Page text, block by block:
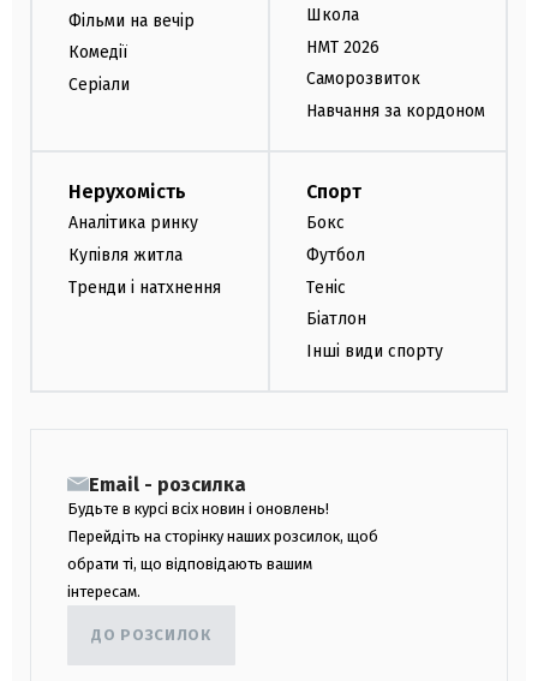
Фільми на вечір
Комедії
Серіали
Школа
НМТ 2026
Саморозвиток
Навчання за кордоном
Нерухомість
Аналітика ринку
Купівля житла
Тренди і натхнення
Спорт
Бокс
Футбол
Теніс
Біатлон
Інші види спорту
Email - розсилка
Будьте в курсі всіх новин і оновлень!
Перейдіть на сторінку наших розсилок, щоб
обрати ті, що відповідають вашим
інтересам.
ДО РОЗСИЛОК